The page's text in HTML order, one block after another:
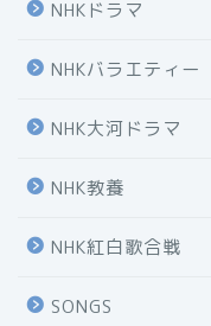
NHKドラマ
NHKバラエティー
NHK大河ドラマ
NHK教養
NHK紅白歌合戦
SONGS